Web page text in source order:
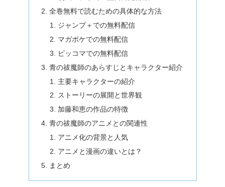
全巻無料で読むための具体的な方法
ジャンプ＋での無料配信
マガポケでの無料配信
ピッコマでの無料配信
青の祓魔師のあらすじとキャラクター紹介
主要キャラクターの紹介
ストーリーの展開と世界観
加藤和恵の作品の特徴
青の祓魔師のアニメとの関連性
アニメ化の背景と人気
アニメと漫画の違いとは？
まとめ